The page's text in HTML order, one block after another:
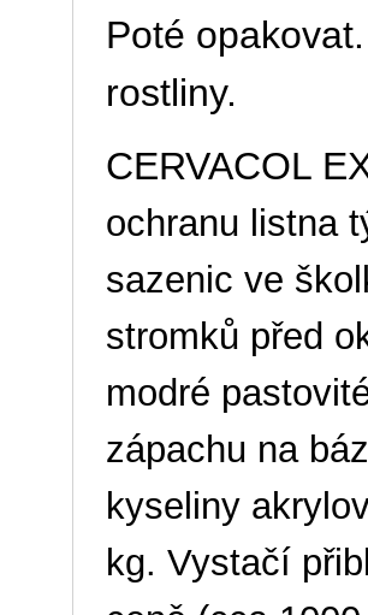
Poté
rostliny.
CERVACOL
ochranu listna
sazenic ve
stromků před
modré
zápachu na
kyseliny
kg. Vystačí